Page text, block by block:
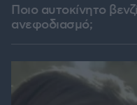
Ποιο αυτοκίνητο
ανεφοδιασμό;